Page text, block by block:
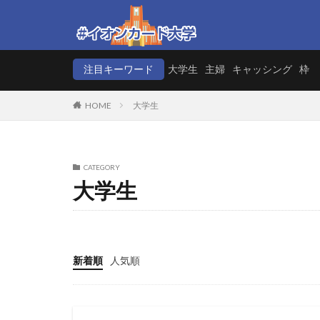
注目キーワード 大学生 主婦 キャッシング 枠
HOME 大学生
CATEGORY
大学生
新着順 人気順